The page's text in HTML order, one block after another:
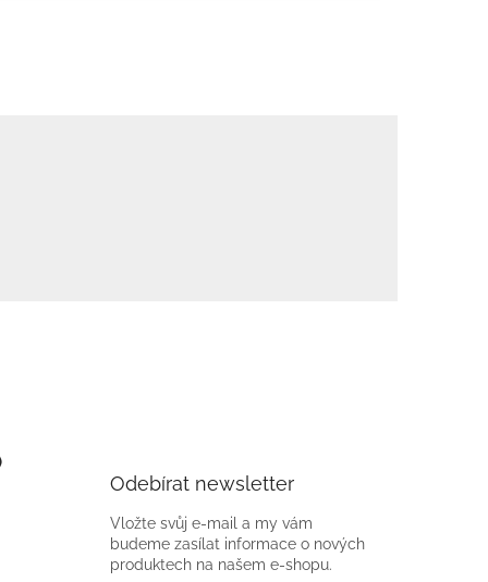
Odebírat newsletter
Vložte svůj e-mail a my vám
budeme zasílat informace o nových
produktech na našem e-shopu.